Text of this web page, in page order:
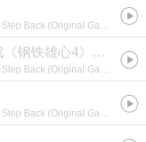
(Original Game Soundtrack)
钢铁雄心4》原声集 )
(Original Game Soundtrack)
(Original Game Soundtrack)